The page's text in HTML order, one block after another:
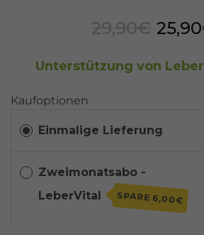
29,90€
Unterstützung von
Kaufoptionen
Einmalige Lieferung
Zweimonatsabo -
LeberVital
SPARE6,00€